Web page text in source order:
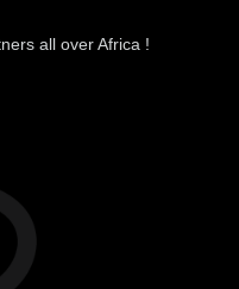
all over Africa !